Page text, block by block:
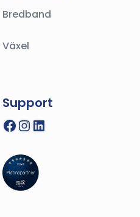
Bredband
Växel
Support
Facebook
Instagram
LinkedIn